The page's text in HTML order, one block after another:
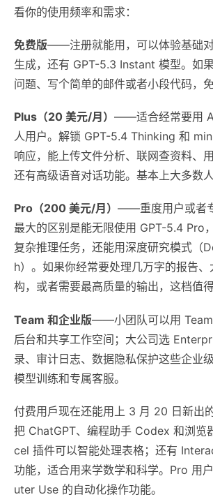
看你的使用频率和需求：
免费版——注册就能用，可以体验基础
生成，还有 GPT-5.3 Instant 模型。如
问题、写个简单的邮件或者小段代码，
Plus（20 美元/月） ——适合经常要用
人用户。解锁 GPT-5.4 Thinking 和
响应，能上传文件分析、联网查资料、用
还有高级语音对话功能。基本上大多数
Pro（200 美元/月） ——重度用户或者
最大的区别是能无限使用 GPT-5.4 Pro
复杂推理任务，还能用深度研究模式（
h）。如果你经常要处理几万字的报告、
构，或者需要最高质量的输出，这档值得
Team 和企业版——小团队可以用 Team
后台和共享工作空间；大公司选
录、审计日志、数据隐私保护这些企业
模型训练和专属客服。
付费用戶现在还能用上 3 月 20 日新出
把 ChatGPT、编程助手 Codex 和浏览
cel 插件可以智能处理表格；还有
功能，适合用来学数学和科学。Pro 用
uter Use 的自动化操作功能。